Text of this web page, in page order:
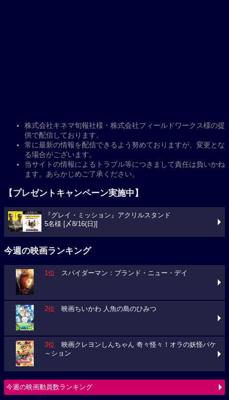
株式会社キネマ旬報社様・株式会社フィールドワークス様の提
供で配信しております。
常に最新の情報を配信できるよう努めておりますが、変更とな
る場合がございます。
当サイトの情報によるトラブル等につきまして責任は負いかね
ます。あらかじめご了承ください。
【プレゼントキャンペーン実施中】
『グレイ・ミッション』アクリルスタンド
5名様 [〆8/16(日)]
今週の映画ランキング
1位 スパイダーマン：ブランド・ニュー・デイ
2位 映画ちいかわ 人魚の島のひみつ
3位 映画クレヨンしんちゃん 奇々怪々！オラの妖怪バケ
～ション
今週の映画動員数ランキング